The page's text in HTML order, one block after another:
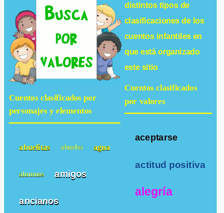
distintos tipos de
clasificaciones de los
cuentos infantilesen
que está organizado
este sitio
Cuentos clasificados
por valores
aceptarse
actitud positiva
alegría
Cuentos clasificados por
personajes y elementos
abuelitas abuelos agua
alumnos amigos
ancianos